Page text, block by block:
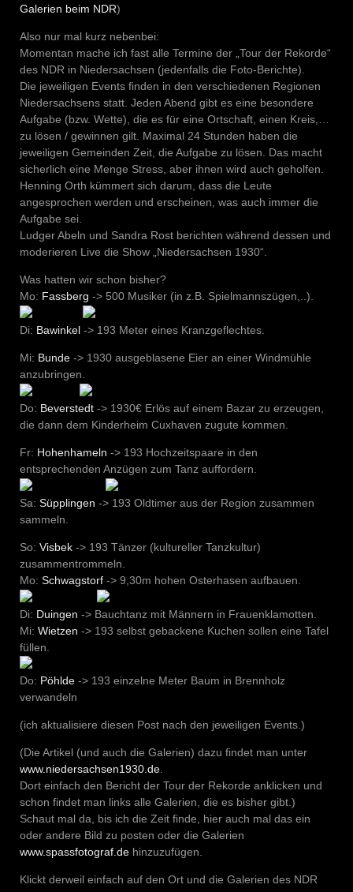
Galerien beim NDR)
Also nur mal kurz nebenbei:
Momentan mache ich fast alle Termine der „Tour der Rekorde“
des NDR in Niedersachsen (jedenfalls die Foto-Berichte).
Die jeweiligen Events finden in den verschiedenen Regionen
Niedersachsens statt. Jeden Abend gibt es eine besondere
Aufgabe (bzw. Wette), die es für eine Ortschaft, einen Kreis,…
zu lösen / gewinnen gilt. Maximal 24 Stunden haben die
jeweiligen Gemeinden Zeit, die Aufgabe zu lösen. Das macht
sicherlich eine Menge Stress, aber ihnen wird auch geholfen.
Henning Orth kümmert sich darum, dass die Leute
angesprochen werden und erscheinen, was auch immer die
Aufgabe sei.
Ludger Abeln und Sandra Rost berichten während dessen und
moderieren Live die Show „Niedersachsen 1930“.
Was hatten wir schon bisher?
Mo: Fassberg -> 500 Musiker (in z.B. Spielmannszügen,..).
Di: Bawinkel -> 193 Meter eines Kranzgeflechtes.
Mi: Bunde -> 1930 ausgeblasene Eier an einer Windmühle
anzubringen.
Do: Beverstedt -> 1930€ Erlös auf einem Bazar zu erzeugen,
die dann dem Kinderheim Cuxhaven zugute kommen.
Fr: Hohenhameln -> 193 Hochzeitspaare in den
entsprechenden Anzügen zum Tanz auffordern.
Sa: Süpplingen -> 193 Oldtimer aus der Region zusammen
sammeln.
So: Visbek -> 193 Tänzer (kultureller Tanzkultur)
zusammentrommeln.
Mo: Schwagstorf -> 9,30m hohen Osterhasen aufbauen.
Di: Duingen -> Bauchtanz mit Männern in Frauenklamotten.
Mi: Wietzen -> 193 selbst gebackene Kuchen sollen eine Tafel
füllen.
Do: Pöhlde -> 193 einzelne Meter Baum in Brennholz
verwandeln
(ich aktualisiere diesen Post nach den jeweiligen Events.)
(Die Artikel (und auch die Galerien) dazu findet man unter
www.niedersachsen1930.de.
Dort einfach den Bericht der Tour der Rekorde anklicken und
schon findet man links alle Galerien, die es bisher gibt.)
Schaut mal da, bis ich die Zeit finde, hier auch mal das ein
oder andere Bild zu posten oder die Galerien
www.spassfotograf.de hinzuzufügen.
Klickt derweil einfach auf den Ort und die Galerien des NDR